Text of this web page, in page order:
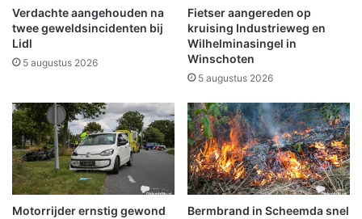
d
a
m
b
e
w
o
r
n
Verdachte aangehouden na
twee geweldsincidenten bij
Lidl
5 augustus 2026
Fietser aangereden op
kruising Industrieweg en
Wilhelminasingel in
Winschoten
5 augustus 2026
Motorrijder ernstig gewond
Bermbrand in Scheemda snel